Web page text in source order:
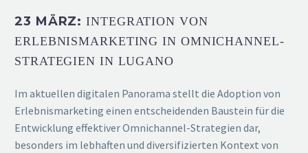
23 MÄRZ:INTEGRATION VON
ERLEBNISMARKETING IN OMNICHANNEL-
STRATEGIEN IN LUGANO
Im aktuellen digitalen Panorama stellt die Adoption von
Erlebnismarketing einen entscheidenden Baustein für die
Entwicklung effektiver Omnichannel-Strategien dar,
besonders im lebhaften und diversifizierten Kontext von